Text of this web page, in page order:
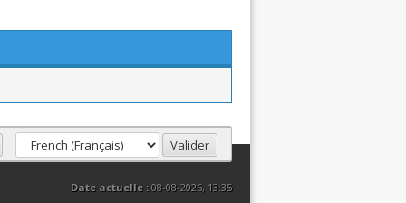
Date actuelle :08-08-2026, 13:35